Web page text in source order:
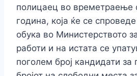
полицаец во времетраење
година, која ќе се
обука во Министерството
работи и на истата се
поголем број кандидати за